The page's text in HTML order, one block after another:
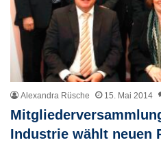
Alexandra Rüsche 15. Mai 2014
Industrie wählt neuen